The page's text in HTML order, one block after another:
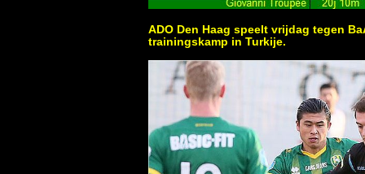
ADO Den Haag speelt vrijdag tegen
trainingskamp in Turkije.